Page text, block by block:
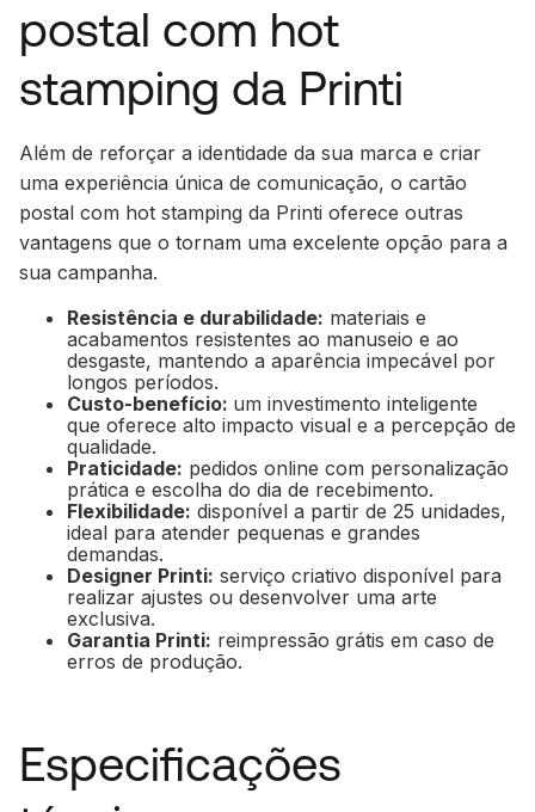
postal com hot
stamping da Printi
Além de reforçar a identidade da sua marca e criar
uma experiência única de comunicação, o cartão
postal com hot stamping da Printi oferece outras
vantagens que o tornam uma excelente opção para a
sua campanha.
Resistência e durabilidade: materiais e
acabamentos resistentes ao manuseio e ao
desgaste, mantendo a aparência impecável por
longos períodos.
Custo-benefício: um investimento inteligente
que oferece alto impacto visual e a percepção de
qualidade.
Praticidade: pedidos online com personalização
prática e escolha do dia de recebimento.
Flexibilidade: disponível a partir de 25 unidades,
ideal para atender pequenas e grandes
demandas.
Designer Printi: serviço criativo disponível para
realizar ajustes ou desenvolver uma arte
exclusiva.
Garantia Printi: reimpressão grátis em caso de
erros de produção.
Especificações